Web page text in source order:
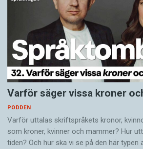
Varför säger vissa kroner
PODDEN
Varför uttalas skriftspråkets kronor,
som kroner, kvinner och mammer? Hur
tiden? Och hur ska vi se på den här typen